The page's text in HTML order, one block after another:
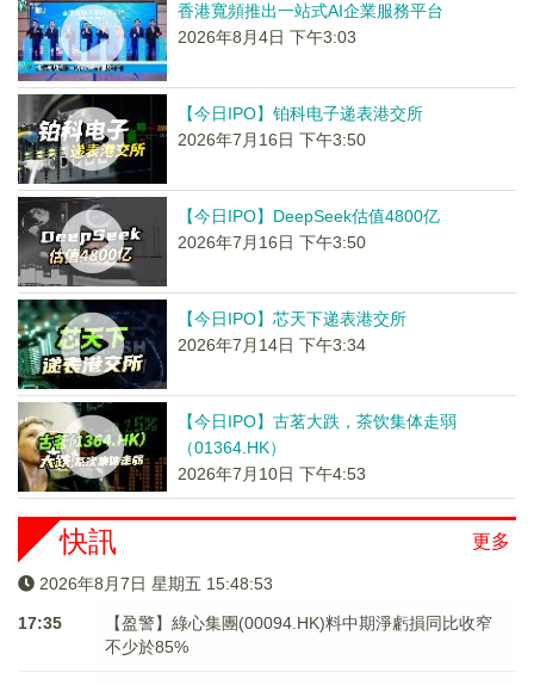
香港寬頻推出一站式AI企業服務平台
2026年8月4日 下午3:03
【今日IPO】铂科电子递表港交所
2026年7月16日 下午3:50
【今日IPO】DeepSeek估值4800亿
2026年7月16日 下午3:50
【今日IPO】芯天下递表港交所
2026年7月14日 下午3:34
【今日IPO】古茗大跌，茶饮集体走弱
（01364.HK）
2026年7月10日 下午4:53
更多
快訊
2026年8月7日 星期五 15:48:53
17:35
【盈警】綠心集團(00094.HK)料中期淨虧損同比收窄
不少於85%